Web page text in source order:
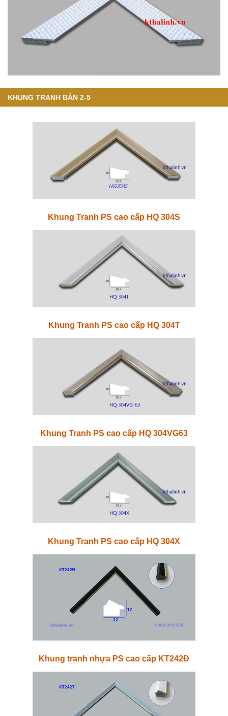
KHUNG TRANH BẢN 2-5
Khung Tranh PS cao cấp HQ 304S
Khung Tranh PS cao cấp HQ 304T
Khung Tranh PS cao cấp HQ 304VG63
Khung Tranh PS cao cấp HQ 304X
Khung tranh nhựa PS cao cấp KT242Đ